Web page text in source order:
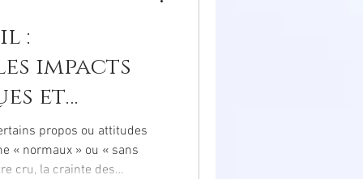
:
impacts
et
propos ou attitudes
« normaux » ou « sans
cru, la crainte des